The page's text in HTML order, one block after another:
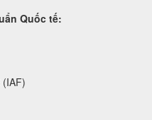
Quốc tế: